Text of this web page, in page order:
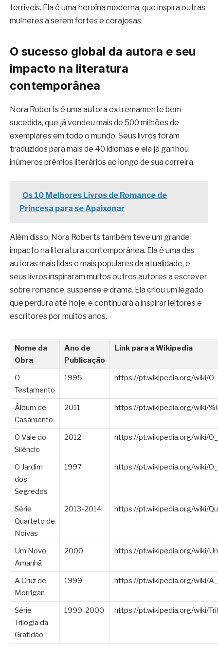
terríveis. Ela é uma heroína moderna, que inspira outras
mulheres a serem fortes e corajosas.
O sucesso global da autora e seu
impacto na literatura
contemporânea
Nora Roberts é uma autora extremamente bem-
sucedida, que já vendeu mais de 500 milhões de
exemplares em todo o mundo. Seus livros foram
traduzidos para mais de 40 idiomas e ela já ganhou
inúmeros prêmios literários ao longo de sua carreira.
Os 10 Melhores Livros de Romance de
Princesa para se Apaixonar
Além disso, Nora Roberts também teve um grande
impacto na literatura contemporânea. Ela é uma das
autoras mais lidas e mais populares da atualidade, e
seus livros inspiraram muitos outros autores a escrever
sobre romance, suspense e drama. Ela criou um legado
que perdura até hoje, e continuará a inspirar leitores e
escritores por muitos anos.
Nome da
Obra
Ano de
Publicação
Link para a Wikipedia
O
Testamento
1995 https://pt.wikipedia.org/wiki/
Álbum de
Casamento
2011 https://pt.wikipedia.org/wiki/
O Vale do
Silêncio
2012 https://pt.wikipedia.org/wiki/
O Jardim
dos
Segredos
1997 https://pt.wikipedia.org/wiki/
Série
Quarteto de
Noivas
2013-2014 https://pt.wikipedia.org/wiki/
Um Novo
Amanhã
2000 https://pt.wikipedia.org/wiki/
A Cruz de
Morrigan
1999 https://pt.wikipedia.org/wiki/
Série
Trilogia da
Gratidão
1999-2000 https://pt.wikipedia.org/wiki/